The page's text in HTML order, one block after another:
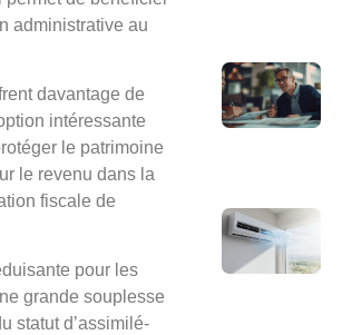
administrative au
davantage de
intéressante
le patrimoine
le revenu dans la
fiscale de
pour les
grande souplesse
statut d’assimilé-